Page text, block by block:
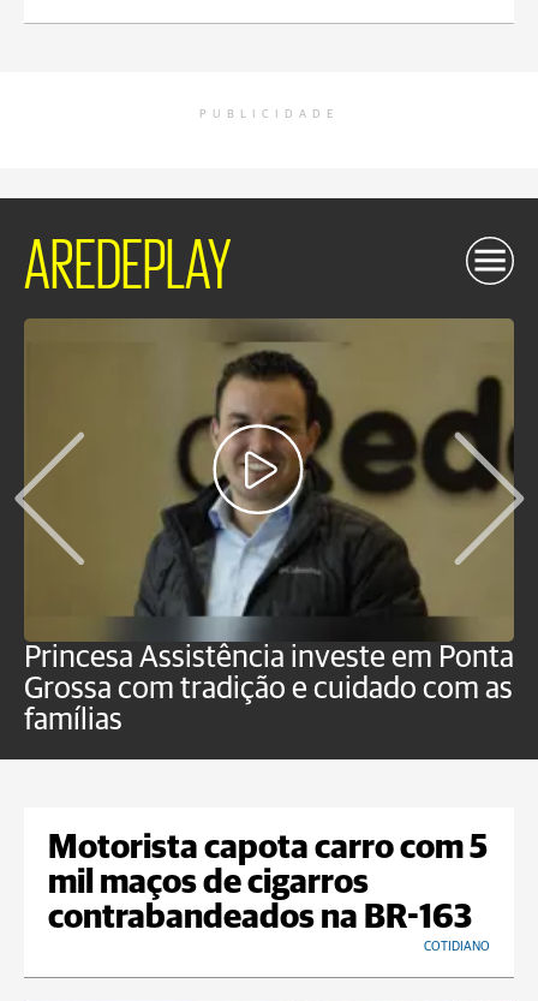
PUBLICIDADE
AREDEPLAY
Princesa Assistência investe em Ponta
Grossa com tradição e cuidado com as
famílias
Motorista capota carro com 5
mil maços de cigarros
contrabandeados na BR-163
COTIDIANO